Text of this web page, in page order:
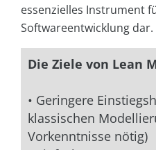
essenzielles Instrument
Softwareentwicklung dar.
Die Ziele von Lean
• Geringere
klassischen
Vorkenntnisse nötig)